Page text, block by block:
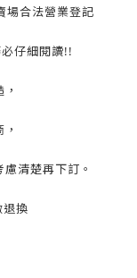
場合法營業登記
仔細閱讀!!
清楚再下訂。
換